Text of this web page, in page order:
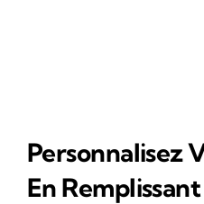
Personnalisez
En